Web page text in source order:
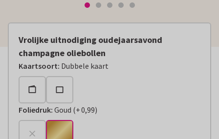
Vrolijke uitnodiging oudejaarsavond
champagne oliebollen
Kaartsoort: Dubbele kaart
Foliedruk: Goud (
+€ 0,99
+0,99)